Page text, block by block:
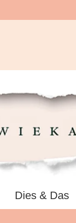
Dies & Das